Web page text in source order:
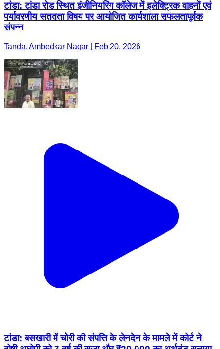
टांडा: टांडा रोड स्थित इंजीनियरिंग कॉलेज में इलेक्ट्रिक वाहनों एवं
पर्यावरणीय सततता विषय पर आयोजित कार्यशाला सफलतापूर्वक
संपन्न
Tanda, Ambedkar Nagar | Feb 20, 2026
टांडा: बसखारी में चोरी की संपत्ति के लेनदेन के मामले में कोर्ट ने